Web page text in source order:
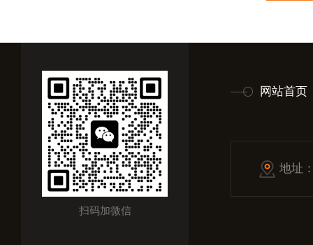
扫码加微信
网站首页
地址